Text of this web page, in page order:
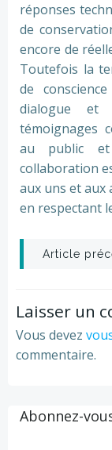
réponses
de
encore de
Toutefois la
de
dialogue et
témoignages
au public
collaboration
aux uns et aux
en respectant
Post
Article
Laisser un
Vous devez
commentaire.
Abonnez-